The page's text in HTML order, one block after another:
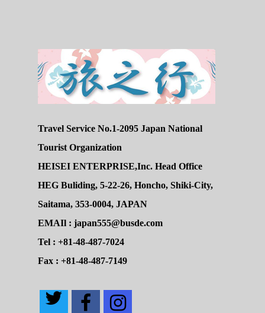
Travel Service No.1-2095 Japan National
Tourist Organization
HEISEI ENTERPRISE,Inc. Head Office
HEG Buliding, 5-22-26, Honcho, Shiki-City,
Saitama, 353-0004, JAPAN
EMAIl : japan555@busde.com
Tel : +81-48-487-7024
Fax : +81-48-487-7149